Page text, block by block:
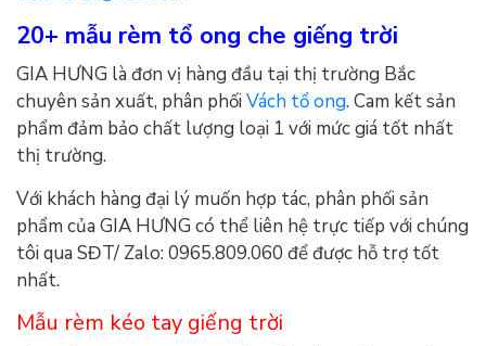
20+ mẫu rèm tổ ong che giếng trời
GIA HƯNG là đơn vị hàng đầu tại thị trường Bắc
chuyên sản xuất, phân phối Vách tổ ong. Cam kết sản
phẩm đảm bảo chất lượng loại 1 với mức giá tốt nhất
thị trường.
Với khách hàng đại lý muốn hợp tác, phân phối sản
phẩm của GIA HƯNG có thể liên hệ trực tiếp với chúng
tôi qua SĐT/ Zalo: 0965.809.060 để được hỗ trợ tốt
nhất.
Mẫu rèm kéo tay giếng trời